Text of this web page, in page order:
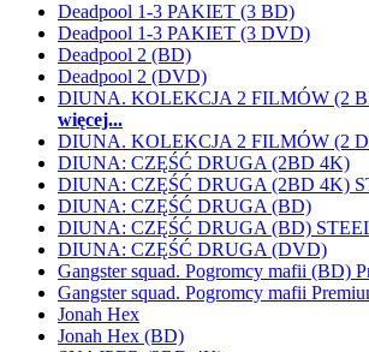
Deadpool 1-3 PAKIET (3 BD)
Deadpool 1-3 PAKIET (3 DVD)
Deadpool 2 (BD)
Deadpool 2 (DVD)
DIUNA. KOLEKCJA 2 FILMÓW (2
więcej...
DIUNA. KOLEKCJA 2 FILMÓW (2
DIUNA: CZĘŚĆ DRUGA (2BD 4K)
DIUNA: CZĘŚĆ DRUGA (2BD 4K)
DIUNA: CZĘŚĆ DRUGA (BD)
DIUNA: CZĘŚĆ DRUGA (BD)
DIUNA: CZĘŚĆ DRUGA (DVD)
Gangster squad. Pogromcy mafii (BD)
Gangster squad. Pogromcy mafii
Jonah Hex
Jonah Hex (BD)